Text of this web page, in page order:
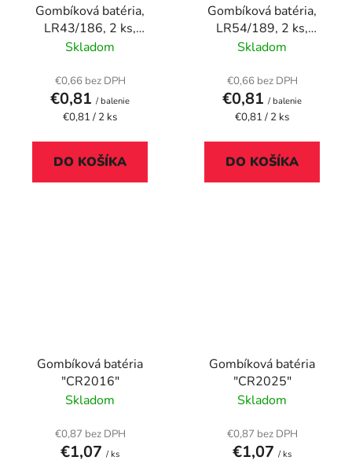
Gombíková batéria,
LR43/186, 2 ks,
ENERGIZER
Skladom
€0,66 bez DPH
€0,81 / balenie
Jednotková
€0,81 / 2 ks
DO KOŠÍKA
Gombíková batéria,
LR54/189, 2 ks,
ENERGIZER
Skladom
€0,66 bez DPH
€0,81 / balenie
Jednotková
€0,81 / 2 ks
DO KOŠÍKA
Gombíková batéria
"CR2016"
Skladom
€0,87 bez DPH
€1,07 / ks
Gombíková batéria
"CR2025"
Skladom
€0,87 bez DPH
€1,07 / ks